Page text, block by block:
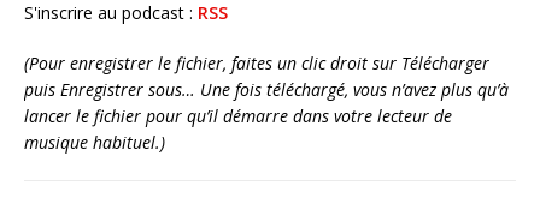
S'inscrire au podcast : RSS
(Pour enregistrer le fichier, faites un clic droit sur Télécharger
puis Enregistrer sous… Une fois téléchargé, vous n’avez plus qu’à
lancer le fichier pour qu’il démarre dans votre lecteur de
musique habituel.)